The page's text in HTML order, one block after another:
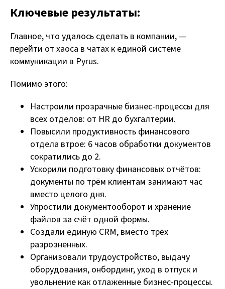
Ключевые результаты:
Главное, что удалось сделать в компании, —
перейти от хаоса в чатах к единой системе
коммуникации в Pyrus.
Помимо этого:
Настроили прозрачные бизнес-процессы для
всех отделов: от HR до бухгалтерии.
Повысили продуктивность финансового
отдела втрое: 6 часов обработки документов
сократились до 2.
Ускорили подготовку финансовых отчётов:
документы по трём клиентам занимают час
вместо целого дня.
Упростили документооборот и хранение
файлов за счёт одной формы.
Создали единую CRM, вместо трёх
разрозненных.
Организовали трудоустройство, выдачу
оборудования, онбординг, уход в отпуск и
увольнение как отлаженные бизнес-процессы.